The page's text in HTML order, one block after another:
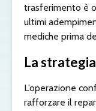
trasferimento è
ultimi
mediche prima
La
L’operazione
rafforzare il